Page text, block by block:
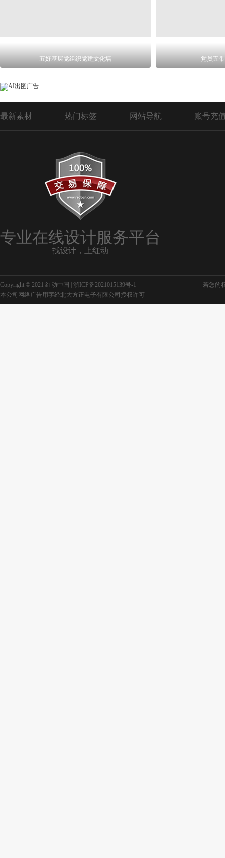
五好基层党组织党建文化墙 党员五
最新素材 热门标签 网站导航 账号充
专业在线设计服务平台
找设计，上红动
Copyright © 2021 红动中国 | 浙ICP备2021015139号-1
若您的
本公司网络广告用字经北大方正电子有限公司授权许可